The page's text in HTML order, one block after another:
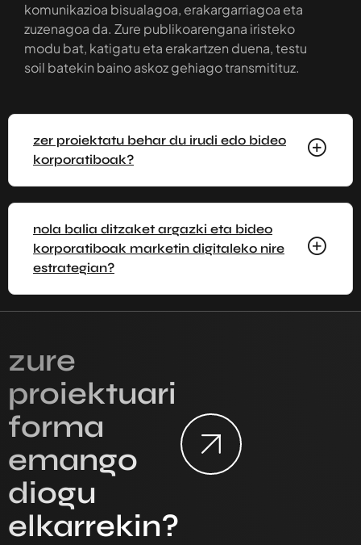
komunikazioa bisualagoa, erakargarriagoa eta
zuzenagoa da. Zure publikoarengana iristeko
modu bat, katigatu eta erakartzen duena, testu
soil batekin baino askoz gehiago transmitituz.
zer proiektatu behar du irudi edo bideo
korporatiboak?
nola balia ditzaket argazki eta bideo
korporatiboak marketin digitaleko nire
estrategian?
zure
proiektuari
forma
emango
diogu
elkarrekin?